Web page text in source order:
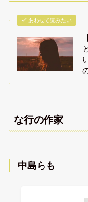
あわせて読みたい
な行の作家
中島らも